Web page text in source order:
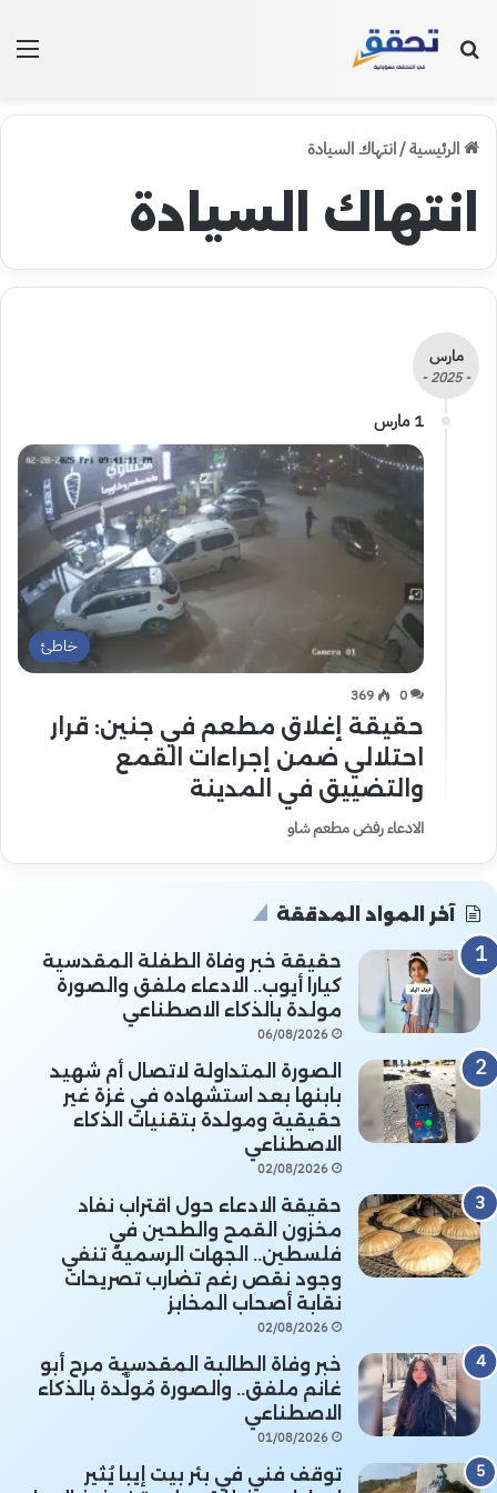
بحث عن
الرئيسية/انتهاك السيادة
انتهاك السيادة
مارس
- 2025 -
1 مارس
خاطئ
0
369
حقيقة إغلاق مطعم في جنين: قرار
احتلالي ضمن إجراءات القمع
والتضييق في المدينة
الادعاء رفض مطعم شاو
آخر المواد المدققة
حقيقة خبر وفاة الطفلة المقدسية
كيارا أيوب.. الادعاء ملفق والصورة
مولدة بالذكاء الاصطناعي
06/08/2026
الصورة المتداولة لاتصال أم شهيد
بابنها بعد استشهاده في غزة غير
حقيقية ومولدة بتقنيات الذكاء
الاصطناعي
02/08/2026
حقيقة الادعاء حول اقتراب نفاد
مخزون القمح والطحين في
فلسطين.. الجهات الرسمية تنفي
وجود نقص رغم تضارب تصريحات
نقابة أصحاب المخابز
02/08/2026
خبر وفاة الطالبة المقدسية مرح أبو
غانم ملفق.. والصورة مُولَّدة بالذكاء
الاصطناعي
01/08/2026
توقف فني في بئر بيت إيبا يُثير